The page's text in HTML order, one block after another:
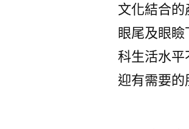
文化結合的
眼尾及眼瞼
科生活水平
迎有需要的